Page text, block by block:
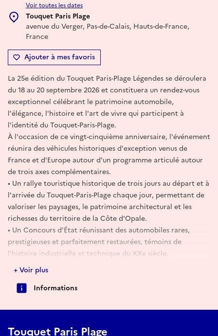
Voir toutes les dates
Touquet Paris Plage
avenue du Verger, Pas-de-Calais, Hauts-de-France,
France
Ajouter à mes favoris
La 25e édition du Touquet Paris-Plage Légendes se déroulera
du 18 au 20 septembre 2026 et constituera un rendez-vous
exceptionnel célébrant le patrimoine automobile,
l'élégance, l'histoire et l'art de vivre qui participent à
l'identité du Touquet-Paris-Plage.
À l'occasion de ce vingt-cinquième anniversaire, l'événement
réunira des véhicules historiques d'exception venus de
France et d'Europe autour d'un programme articulé autour
de trois axes complémentaires.
• Un rallye touristique historique de trois jours au départ et à
l'arrivée du Touquet-Paris-Plage chaque jour, permettant de
valoriser les paysages, le patrimoine architectural et les
richesses du territoire de la Côte d'Opale.
• Un Concours d'État réunissant des automobiles rares,
prestigieuses et parfaitement restaurées, témoins de
l'histoire industrielle et technique du XXe siècle.
• Un Concours d'Élégance organisé le dimanche sur le
perron du Westminster, mettant à l'honneur l'alliance entre
patrimoine automobile, élégance française, art de vivre et
Dans le cadre des Journées Européennes du Patrimoine 2026,
+ Voir plus
Informations
Touquet Paris Plage